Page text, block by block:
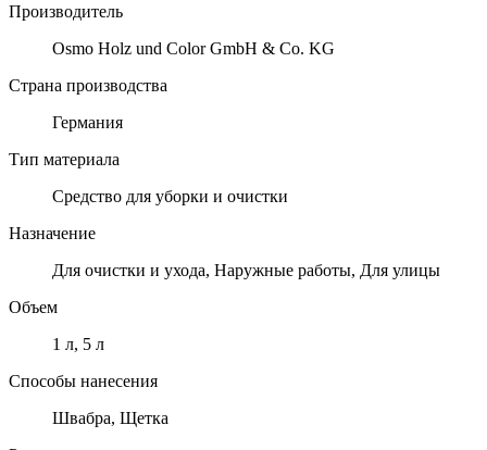
Производитель
Osmo Holz und Color GmbH & Co. KG
Страна производства
Германия
Тип материала
Средство для уборки и очистки
Назначение
Для очистки и ухода, Наружные работы, Для улицы
Объем
1 л, 5 л
Способы нанесения
Швабра, Щетка